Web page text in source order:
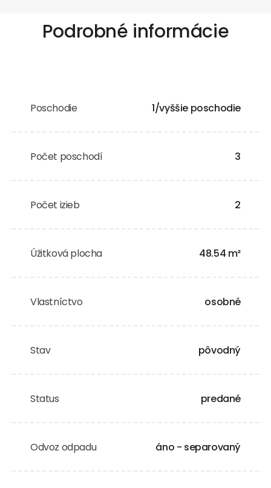
Podrobné informácie
Poschodie 1/vyššie poschodie
Počet poschodí 3
Počet izieb 2
Úžitková plocha 48.54 m²
Vlastníctvo osobné
Stav pôvodný
Status predané
Odvoz odpadu áno - separovaný